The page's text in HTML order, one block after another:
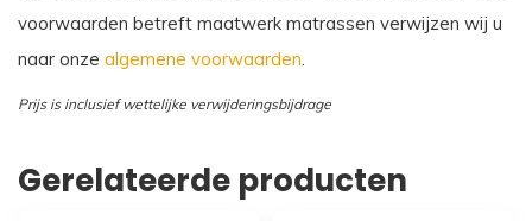
voorwaarden betreft maatwerk matrassen verwijzen wij u
naar onze algemene voorwaarden
Prijs is inclusief wettelijke verwijderingsbijdrage
Gerelateerde producten